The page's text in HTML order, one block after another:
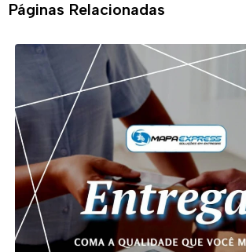
Páginas Relacionadas